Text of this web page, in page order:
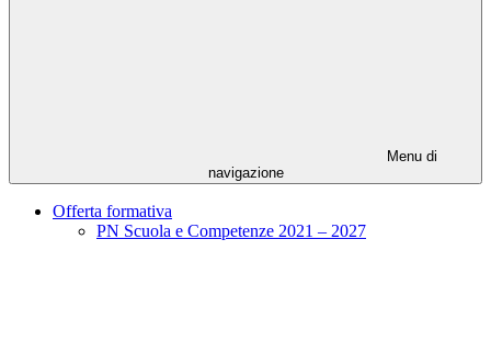
Menu di
navigazione
Offerta formativa
PN Scuola e Competenze 2021 – 2027